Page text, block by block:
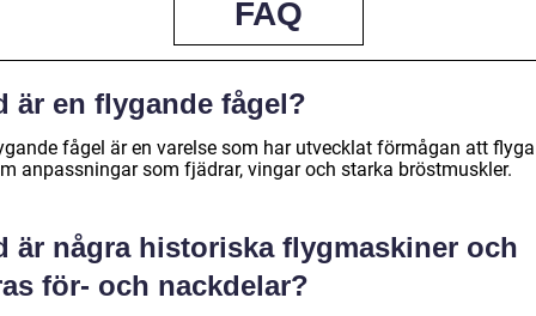
FAQ
är en flygande fågel?
fågel är en varelse som har utvecklat förmågan att flyga
anpassningar som fjädrar, vingar och starka bröstmuskler.
är några historiska flygmaskiner och
för- och nackdelar?